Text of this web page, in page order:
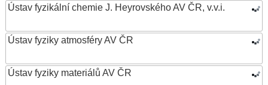
Ústav fyzikální chemie J. Heyrovského AV ČR, v.v.i.
Ústav fyziky atmosféry AV ČR
Ústav fyziky materiálů AV ČR